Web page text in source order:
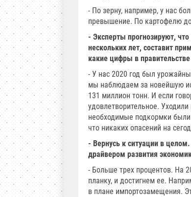
- По зерну, например, у нас
превышение. По картофелю
- Эксперты прогнозируют,
нескольких лет, составит
какие цифры в
- У нас 2020 год был
мы наблюдаем за новейшую
131 миллион тонн. И если
удовлетворительное.
необходимые подкормки
что никаких опасений на
- Вернусь к ситуации в
драйвером развития
- Больше трех процентов. На
планку, и достигнем ее.
в плане импортозамещения.